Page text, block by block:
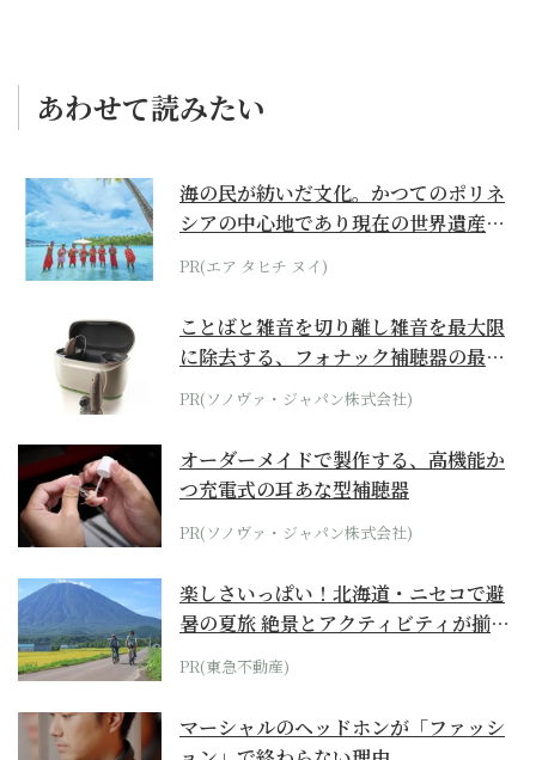
あわせて読みたい
海の民が紡いだ文化。かつてのポリネ
シアの中心地であり現在の世界遺産か
らみえてくる...
PR(エア タヒチ ヌイ)
ことばと雑音を切り離し雑音を最大限
に除去する、フォナック補聴器の最上
位モデル
PR(ソノヴァ・ジャパン株式会社)
オーダーメイドで製作する、高機能か
つ充電式の耳あな型補聴器
PR(ソノヴァ・ジャパン株式会社)
楽しさいっぱい！北海道・ニセコで避
暑の夏旅 絶景とアクティビティが揃う
「ニセコ東...
PR(東急不動産)
マーシャルのヘッドホンが「ファッシ